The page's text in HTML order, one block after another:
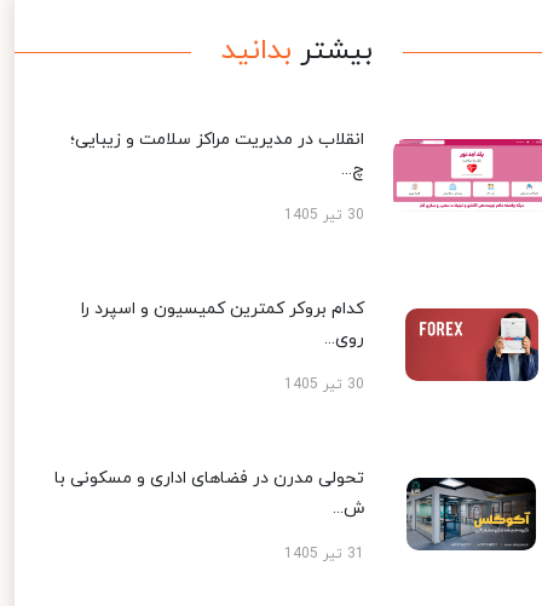
بیشتر بدانید
انقلاب در مدیریت مراکز سلامت و زیبایی؛
چ...
30 تیر 1405
کدام بروکر کمترین کمیسیون و اسپرد را
روی...
30 تیر 1405
تحولی مدرن در فضاهای اداری و مسکونی با
ش...